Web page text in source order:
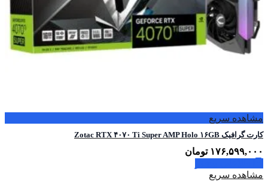
مشاهده سریع
کارت گرافیک Zotac RTX ۴۰۷۰ Ti Super AMP Holo ۱۶GB
۱۷۶,۵۹۹,۰۰۰ تومان
مشاهده سریع